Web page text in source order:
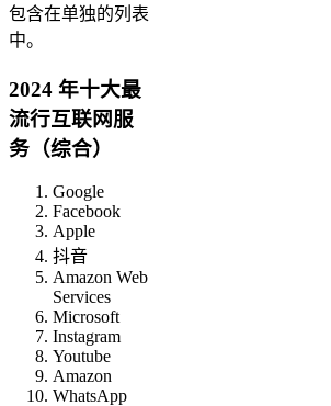
包含在单独的列表
中。
2024 年十大最
流行互联网服
务（综合）
Google
Facebook
Apple
抖音
Amazon Web
Services
Microsoft
Instagram
Youtube
Amazon
WhatsApp